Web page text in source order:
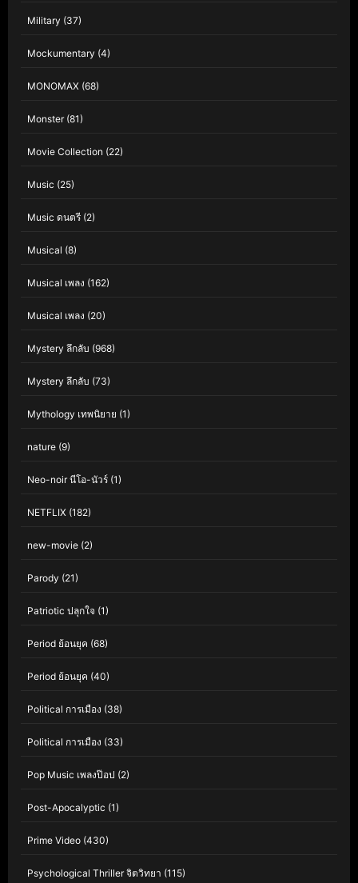
Military (37)
Mockumentary (4)
MONOMAX (68)
Monster(81)
Movie Collection (22)
Music (25)
Music ดนตรี (2)
Musical (8)
Musical เพลง (162)
Musical เพลง (20)
Mystery ลึกลับ (968)
Mystery ลึกลับ (73)
Mythology เทพนิยาย (1)
nature (9)
Neo-noir นีโอ-นัวร์ (1)
NETFLIX (182)
new-movie (2)
Parody (21)
Patriotic ปลุกใจ (1)
Period ย้อนยุค (68)
Period ย้อนยุค (40)
Political การเมือง (38)
Political การเมือง (33)
Pop Music เพลงป๊อป (2)
Post-Apocalyptic (1)
Prime Video (430)
Psychological Thriller จิตวิทยา (115)